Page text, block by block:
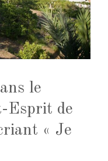
le
Esprit de
« Je